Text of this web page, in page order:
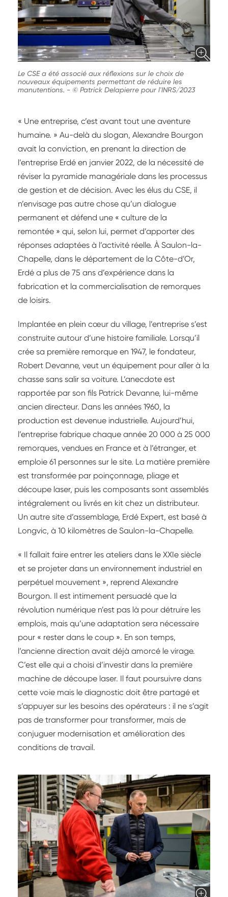
Le CSE a été associé aux réflexions sur le choix de
nouveaux équipements permettant de réduire les
manutentions. - © Patrick Delapierre pour l'INRS/2023
« Une entreprise, c’est avant tout une aventure
humaine. » Au-delà du slogan, Alexandre Bourgon
avait la conviction, en prenant la direction de
l’entreprise Erdé en janvier 2022, de la nécessité de
réviser la pyramide managériale dans les processus
de gestion et de décision. Avec les élus du CSE, il
n’envisage pas autre chose qu’un dialogue
permanent et défend une « culture de la
remontée » qui, selon lui, permet d’apporter des
réponses adaptées à l’activité réelle. À Saulon-la-
Chapelle, dans le département de la Côte-d’Or,
Erdé a plus de 75 ans d’expérience dans la
fabrication et la commercialisation de remorques
de loisirs.
Implantée en plein cœur du village, l’entreprise s’est
construite autour d’une histoire familiale. Lorsqu’il
crée sa première remorque en 1947, le fondateur,
Robert Devanne, veut un équipement pour aller à la
chasse sans salir sa voiture. L’anecdote est
rapportée par son fils Patrick Devanne, lui-même
ancien directeur. Dans les années 1960, la
production est devenue industrielle. Aujourd’hui,
l’entreprise fabrique chaque année 20 000 à 25 000
remorques, vendues en France et à l’étranger, et
emploie 61 personnes sur le site. La matière première
est transformée par poinçonnage, pliage et
découpe laser, puis les composants sont assemblés
intégralement ou livrés en kit chez un distributeur.
Un autre site d’assemblage, Erdé Expert, est basé à
Longvic, à 10 kilomètres de Saulon-la-Chapelle.
« Il fallait faire entrer les ateliers dans le XXIe siècle
et se projeter dans un environnement industriel en
perpétuel mouvement », reprend Alexandre
Bourgon. Il est intimement persuadé que la
révolution numérique n’est pas là pour détruire les
emplois, mais qu’une adaptation sera nécessaire
pour « rester dans le coup ». En son temps,
l’ancienne direction avait déjà amorcé le virage.
C’est elle qui a choisi d’investir dans la première
machine de découpe laser. Il faut poursuivre dans
cette voie mais le diagnostic doit être partagé et
s’appuyer sur les besoins des opérateurs : il ne s’agit
pas de transformer pour transformer, mais de
conjuguer modernisation et amélioration des
conditions de travail.